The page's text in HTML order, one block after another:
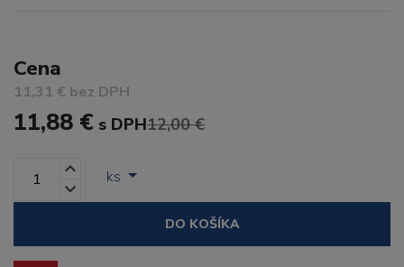
Cena
11,31 € bez DPH
11,88 € s DPH12,00 €
ks
DO KOŠÍKA